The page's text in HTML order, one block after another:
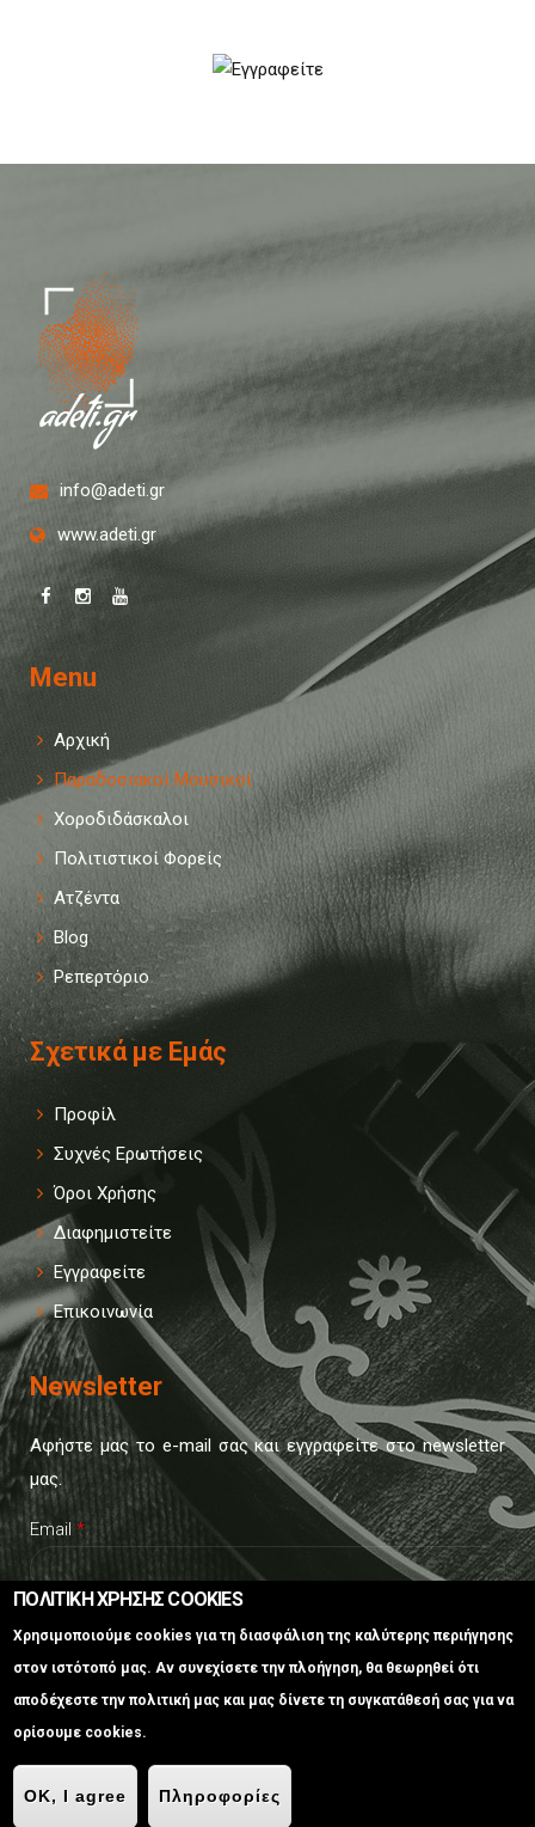
info@adeti.gr
www.adeti.gr
Menu
Αρχική
Παραδοσιακοί Μουσικοί
Χοροδιδάσκαλοι
Πολιτιστικοί Φορείς
Ατζέντα
Blog
Ρεπερτόριο
Σχετικά με Εμάς
Προφίλ
Συχνές Ερωτήσεις
Όροι Χρήσης
Διαφημιστείτε
Εγγραφείτε
Επικοινωνία
Newsletter
Αφήστε μας το e-mail σας και εγγραφείτε στο newsletter
μας.
Email *
CAPTCHA
question is
for testing
not you are a
Ψηφιακό δίκτυο Παράδοσης & Πολιτισμού | Adeti © 2020
ΠΟΛΙΤΙΚΗ ΧΡΗΣΗΣ COOKIES
Χρησιμοποιούμε cookies για τη διασφάλιση της καλύτερης περιήγησης
στον ιστότοπό μας. Αν συνεχίσετε την πλοήγηση, θα θεωρηθεί ότι
αποδέχεστε την πολιτική μας και μας δίνετε τη συγκατάθεσή σας για να
ορίσουμε cookies.
OK, I agree Πληροφορίες